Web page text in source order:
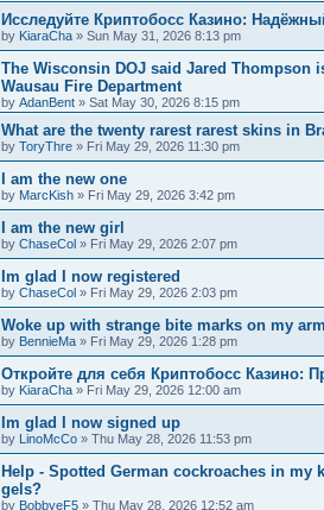
Исследуйте Криптобосс Казино:
by KiaraCha » Sun May 31, 2026 8:13 pm
The Wisconsin DOJ said Jared Thompson
Wausau Fire Department
by AdanBent » Sat May 30, 2026 8:15 pm
What are the twenty rarest rarest skins in
by ToryThre » Fri May 29, 2026 11:30 pm
I am the new one
by MarcKish » Fri May 29, 2026 3:42 pm
I am the new girl
by ChaseCol » Fri May 29, 2026 2:07 pm
Im glad I now registered
by ChaseCol » Fri May 29, 2026 2:03 pm
Woke up with strange bite marks on my
by BennieMa » Fri May 29, 2026 1:28 pm
Откройте для себя Криптобосс Казино:
by KiaraCha » Fri May 29, 2026 12:00 am
Im glad I now signed up
by LinoMcCo » Thu May 28, 2026 11:53 pm
Help - Spotted German cockroaches in my
gels?
by BobbyeF5 » Thu May 28, 2026 12:52 am